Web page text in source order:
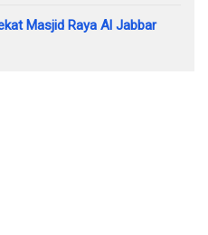
Masjid Raya Al Jabbar